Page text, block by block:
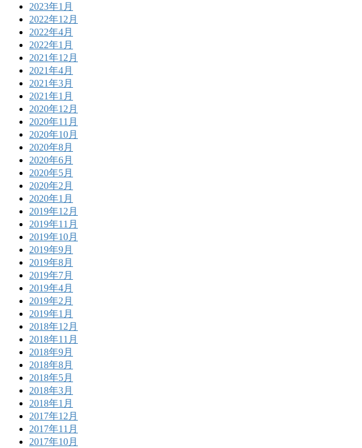
2023年1月
2022年12月
2022年4月
2022年1月
2021年12月
2021年4月
2021年3月
2021年1月
2020年12月
2020年11月
2020年10月
2020年8月
2020年6月
2020年5月
2020年2月
2020年1月
2019年12月
2019年11月
2019年10月
2019年9月
2019年8月
2019年7月
2019年4月
2019年2月
2019年1月
2018年12月
2018年11月
2018年9月
2018年8月
2018年5月
2018年3月
2018年1月
2017年12月
2017年11月
2017年10月